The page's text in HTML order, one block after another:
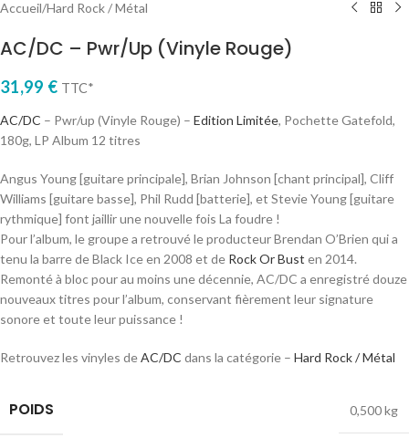
Accueil/Hard Rock / Métal
AC/DC – Pwr/Up (Vinyle Rouge)
31,99 € TTC*
AC/DC – Pwr/up (Vinyle Rouge) – Edition Limitée, Pochette Gatefold,
180g, LP Album 12 titres
Angus Young [guitare principale], Brian Johnson [chant principal], Cliff
Williams [guitare basse], Phil Rudd [batterie], et Stevie Young [guitare
rythmique] font jaillir une nouvelle fois La foudre !
Pour l’album, le groupe a retrouvé le producteur Brendan O’Brien qui a
tenu la barre de Black Ice en 2008 et de Rock Or Bust en 2014.
Remonté à bloc pour au moins une décennie, AC/DC a enregistré douze
nouveaux titres pour l’album, conservant fièrement leur signature
sonore et toute leur puissance !
Retrouvez les vinyles deAC/DC dans la catégorie – Hard Rock / Métal
POIDS 0,500 kg